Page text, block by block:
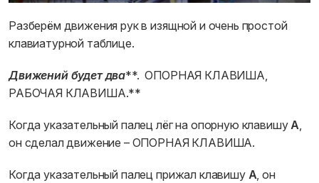
Разберём движения рук в изящной и очень простой
клавиатурной таблице.
Движений будет два**. ОПОРНАЯ КЛАВИША,
РАБОЧАЯ КЛАВИША.**
Когда указательный палец лёг на опорную клавишуА,
он сделал движение – ОПОРНАЯ КЛАВИША.
Когда указательный палец прижал клавишу А, он